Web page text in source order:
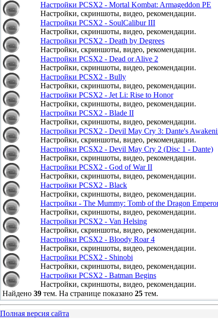
Настройки PCSX2 - Mortal Kombat: Armageddon PE
Настройки, скриншоты, видео, рекомендации.
Настройки PCSX2 - SoulCalibur III
Настройки, скриншоты, видео, рекомендации.
Настройки PCSX2 - Death by Degrees
Настройки, скриншоты, видео, рекомендации.
Настройки PCSX2 - Dead or Alive 2
Настройки, скриншоты, видео, рекомендации.
Настройки PCSX2 - Bully
Настройки, скриншоты, видео, рекомендации.
Настройки PCSX2 - Jet Li: Rise to Honor
Настройки, скриншоты, видео, рекомендации.
Настройки PCSX2 - Blade II
Настройки, скриншоты, видео, рекомендации.
Настройки PCSX2 - Devil May Cry 3: Dante's
Настройки, скриншоты, видео, рекомендации.
Настройки PCSX2 - Devil May Cry 2 (Disc 1 - Dante)
Настройки, скриншоты, видео, рекомендации.
Настройки PCSX2 - God of War II
Настройки, скриншоты, видео, рекомендации.
Настройки PCSX2 - Black
Настройки, скриншоты, видео, рекомендации.
Настройки - The Mummy: Tomb of the Dragon
Настройки, скриншоты, видео, рекомендации.
Настройки PCSX2 - Van Helsing
Настройки, скриншоты, видео, рекомендации.
Настройки PCSX2 - Bloody Roar 4
Настройки, скриншоты, видео, рекомендации.
Настройки PCSX2 - Shinobi
Настройки, скриншоты, видео, рекомендации.
Настройки PCSX2 - Batman Begins
Настройки, скриншоты, видео, рекомендации.
Найдено 39 тем. На странице показано 25 тем.
Полная версия сайта